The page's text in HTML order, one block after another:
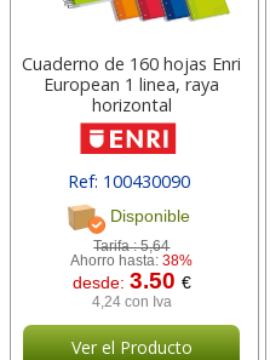
Cuaderno de 160 hojas Enri
European 1 linea, raya
horizontal
Ref: 100430090
[ 10205320 ]
Disponible
Tarifa :5,64
Ahorro hasta:38%
desde: 3.50 €
4,24 con Iva
Ver el Producto